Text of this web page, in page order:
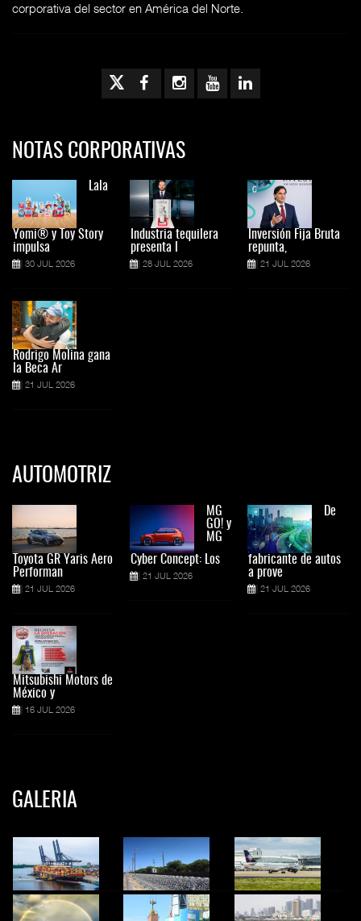
corporativa del sector en América del Norte.
NOTAS CORPORATIVAS
Lala
Yomi® y Toy Story
impulsa
30 JUL 2026
Rodrigo Molina gana
la Beca Ar
21 JUL 2026
Industria tequilera
presenta l
28 JUL 2026
Inversión Fija Bruta
repunta,
21 JUL 2026
AUTOMOTRIZ
Toyota GR Yaris Aero
Performan
21 JUL 2026
Mitsubishi Motors de
México y
16 JUL 2026
MG
GO! y
MG
Cyber Concept: Los
21 JUL 2026
De
fabricante de autos
a prove
21 JUL 2026
GALERIA